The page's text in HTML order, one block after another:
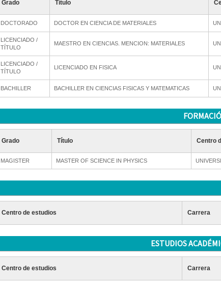
Grado Título
DOCTORADO DOCTOR EN CIENCIA DE MATERIALES
LICENCIADO /
TÍTULO
MAESTRO EN CIENCIAS. MENCION: MATERIALES
LICENCIADO /
TÍTULO
LICENCIADO EN FISICA
BACHILLER BACHILLER EN CIENCIAS FISICAS Y MATEMATICAS
Grado Título Centro
MAGISTER MASTER OF SCIENCE IN PHYSICS
Centro de estudios Carrera
ESTUDIOS
Centro de estudios Carrera